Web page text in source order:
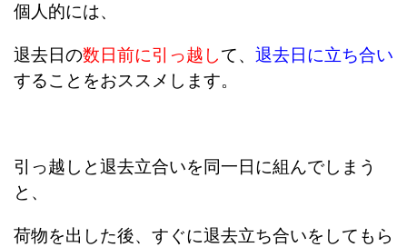
個人的には、
退去日の数日前に引っ越して、 退去日に立ち合い
することをおススメします。
引っ越しと退去立合いを同一日に組んでしまう
と、
荷物を出した後、すぐに退去立ち合いをしてもら